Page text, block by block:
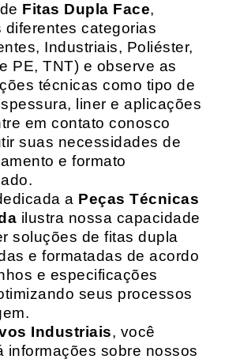
Fitas Dupla Face,
diferentes categorias
Industriais, Poliéster,
PE, TNT) e observe as
técnicas como tipo de
liner e aplicações
em contato conosco
suas necessidades de
e formato
a Peças Técnicas
ilustra nossa capacidade
soluções de fitas dupla
e formatadas de acordo
e especificações
seus processos
Industriais, você
informações sobre nossos